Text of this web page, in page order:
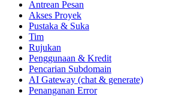
Antrean Pesan
Akses Proyek
Pustaka & Suka
Tim
Rujukan
Penggunaan & Kredit
Pencarian Subdomain
AI Gateway (chat & generate)
Penanganan Error